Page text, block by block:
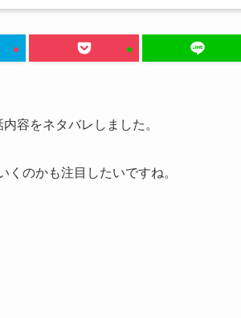
容をネタバレしました。
のかも注目したいですね。